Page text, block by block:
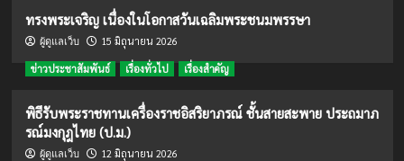
ทรงพระเจริญ เนื่องในโอกาสวันเฉลิมพระชนมพรรษา
ผู้ดูแลเว็บ 15 มิถุนายน 2026
ข่าวประชาสัมพันธ์ เรื่องทั่วไป เรื่องสำคัญ
พิธีรับพระราชทานเครื่องราชอิสริยาภรณ์ ชั้นสายสะพาย ประถมาภ
รณ์มงกุฎไทย (ป.ม.)
ผู้ดูแลเว็บ 12 มิถุนายน 2026